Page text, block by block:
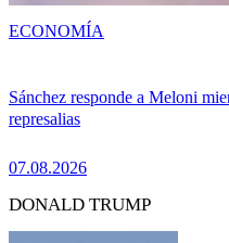
Sánchez responde a Meloni
represalias
07.08.2026
ECONOMÍA
DONALD TRUMP